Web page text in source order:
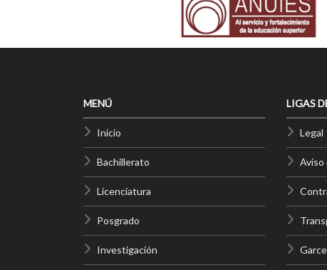
MENÚ
Inicio
Bachillerato
Licenciatura
Posgrado
Investigación
LIGAS
Legal
Aviso